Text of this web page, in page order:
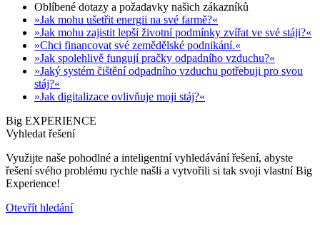
Oblíbené dotazy a požadavky našich zákazníků
»Jak mohu ušetřit energii na své farmě?«
»Jak mohu zajistit lepší životní podmínky zvířat ve své stáji?«
»Chci financovat své zemědělské podnikání.«
»Jak spolehlivě fungují pračky odpadního vzduchu?«
»Jaký systém čištění odpadního vzduchu potřebuji pro svou
stáj?«
»Jak digitalizace ovlivňuje moji stáj?«
Big EXPERIENCE
Vyhledat řešení
Využijte naše pohodlné a inteligentní vyhledávání řešení, abyste
řešení svého problému rychle našli a vytvořili si tak svoji vlastní Big
Experience!
Otevřít hledání